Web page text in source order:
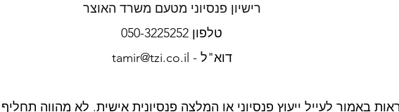
רישיון פנסיוני מטעם משרד האוצר
טלפון 050-3225252
דוא"ל - tamir@tzi.co.il
באמור לעייל ייעוץ פנסיוני או המלצה פנסיונית אישית. לא מהווה